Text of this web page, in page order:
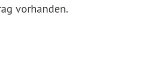
vorhanden.